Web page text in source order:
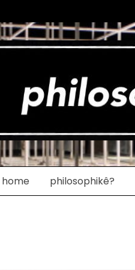
home philosophikê?